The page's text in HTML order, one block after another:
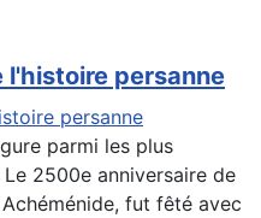
l'histoire persanne
parmi les plus
2500e anniversaire de
fut fêté avec